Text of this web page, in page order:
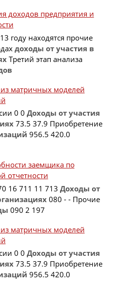
доходов предприятия и
году находятся прочие
доходы от участия в
Третий этап анализа
матричных моделей
0 0 Доходы от участия
73.5 37.9 Приобретение
956.5 420.0
заемщика по
отчетности
16 711 11 713 Доходы от
080 - - Прочие
090 2 197
матричных моделей
0 0 Доходы от участия
73.5 37.9 Приобретение
956.5 420.0